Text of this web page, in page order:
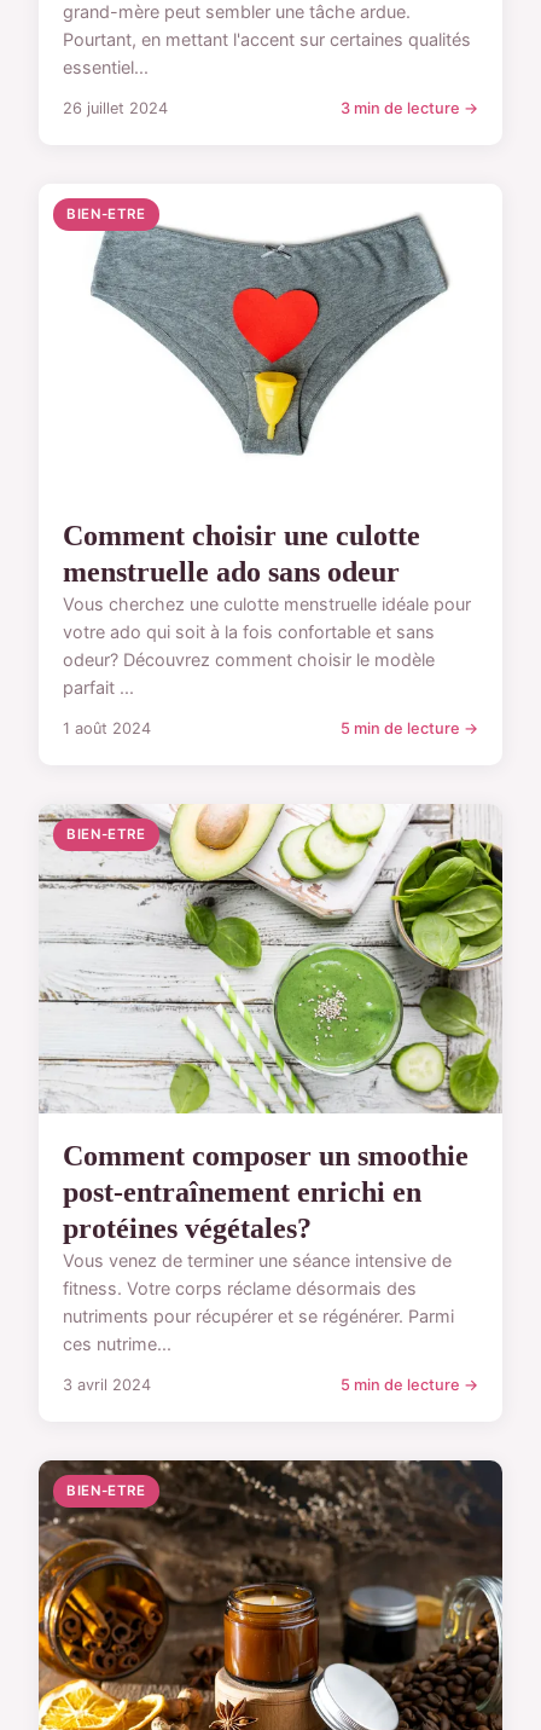
grand-mère peut sembler une tâche ardue.
Pourtant, en mettant l'accent sur certaines qualités
essentiel...
26 juillet 2024 3 min de lecture →
BIEN-ETRE
Comment choisir une culotte
menstruelle ado sans odeur
Vous cherchez une culotte menstruelle idéale pour
votre ado qui soit à la fois confortable et sans
odeur? Découvrez comment choisir le modèle
parfait ...
1 août 2024 5 min de lecture →
BIEN-ETRE
Comment composer un smoothie
post-entraînement enrichi en
protéines végétales?
Vous venez de terminer une séance intensive de
fitness. Votre corps réclame désormais des
nutriments pour récupérer et se régénérer. Parmi
ces nutrime...
3 avril 2024 5 min de lecture →
BIEN-ETRE